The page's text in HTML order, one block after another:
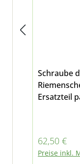
Schraube
Ersatzteil
Regulärer
62,50 €
Preise inkl.